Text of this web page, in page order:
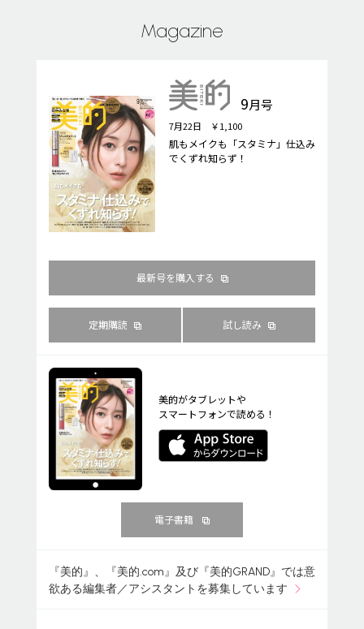
Magazine
9月号
7月22日 ￥1,100
肌もメイクも「スタミナ」仕込み
でくずれ知らず！
最新号を購入する
定期購読 試し読み
美的がタブレットや
スマートフォンで読める！
電子書籍
『美的』、『美的.com』及び『美的GRAND』では意
欲ある編集者／アシスタントを募集しています